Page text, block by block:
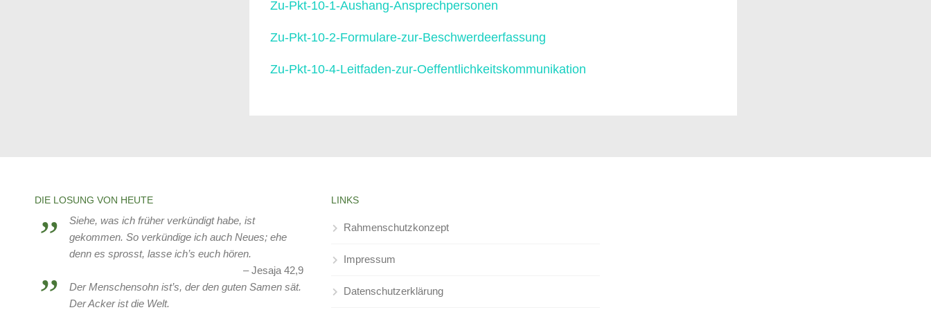
Zu-Pkt-10-1-Aushang-Ansprechpersonen
Zu-Pkt-10-2-Formulare-zur-Beschwerdeerfassung
Zu-Pkt-10-4-Leitfaden-zur-Oeffentlichkeitskommunikation
DIE LOSUNG VON HEUTE
Siehe, was ich früher verkündigt habe, ist
gekommen. So verkündige ich auch Neues; ehe
denn es sprosst, lasse ich’s euch hören.
Jesaja 42,9
Der Menschensohn ist’s, der den guten Samen sät.
Der Acker ist die Welt.
LINKS
Rahmenschutzkonzept
Impressum
Datenschutzerklärung